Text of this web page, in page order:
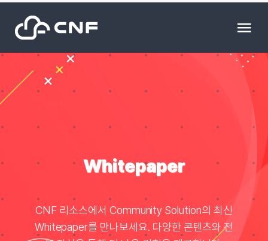
content
HOME
Resource
Whitepaper
CNF 리소스에서 Community Solution의 최신
Whitepaper를 만나보세요. 다양한 콘텐츠와 전